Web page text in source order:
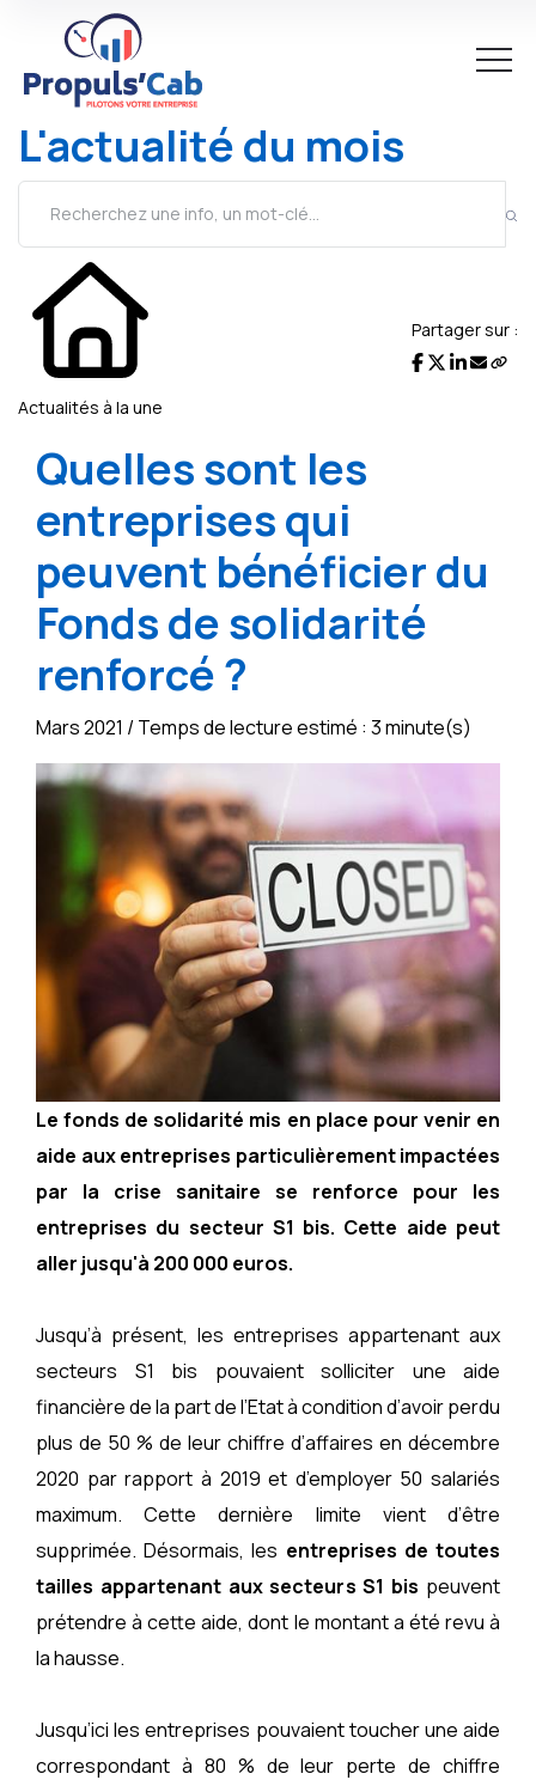
L'actualité du mois
Actualités à la une
Partager sur :
Quelles sont les
entreprises qui
peuvent bénéficier du
Fonds de solidarité
renforcé ?
Mars 2021 / Temps de lecture estimé : 3 minute(s)
Le fonds de solidarité mis en place pour venir en
aide aux entreprises particulièrement impactées
par la crise sanitaire se renforce pour les
entreprises du secteur S1 bis. Cette aide peut
aller jusqu'à 200 000 euros.
Jusqu’à présent, les entreprises appartenant aux
secteurs S1 bis pouvaient solliciter une aide
financière de la part de l’Etat à condition d’avoir perdu
plus de 50 % de leur chiffre d’affaires en décembre
2020 par rapport à 2019 et d’employer 50 salariés
maximum. Cette dernière limite vient d’être
supprimée. Désormais, les entreprises de toutes
tailles appartenant aux secteurs S1 bis peuvent
prétendre à cette aide, dont le montant a été revu à
la hausse.
Jusqu’ici les entreprises pouvaient toucher une aide
correspondant à 80 % de leur perte de chiffre